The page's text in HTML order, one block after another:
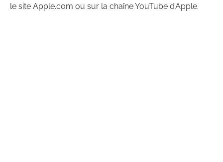
le site Apple.com ou sur la chaîne YouTube d’Apple.